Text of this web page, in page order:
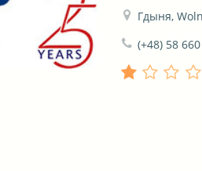
Гдыня,
(+48) 58